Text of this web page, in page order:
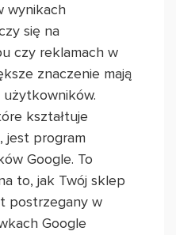
wynikach
się na
czy reklamach w
znaczenie mają
kształtuje
jest program
Google. To
to, jak Twój sklep
postrzegany w
Google